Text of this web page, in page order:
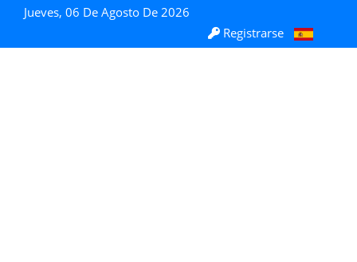
Jueves, 06 De Agosto De 2026
Registrarse